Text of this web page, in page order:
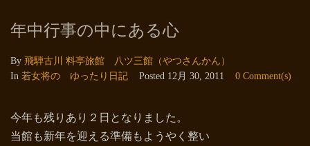
年中行事の中にある心
By 飛騨古川 料亭旅館 八ツ三館（やつさんかん）
In 若女将の ゆったり日記 Posted 12月 30, 2011 0 Comment(s)
今年も残りあり２日となりました。
当館も新年を迎える準備もようやく整い